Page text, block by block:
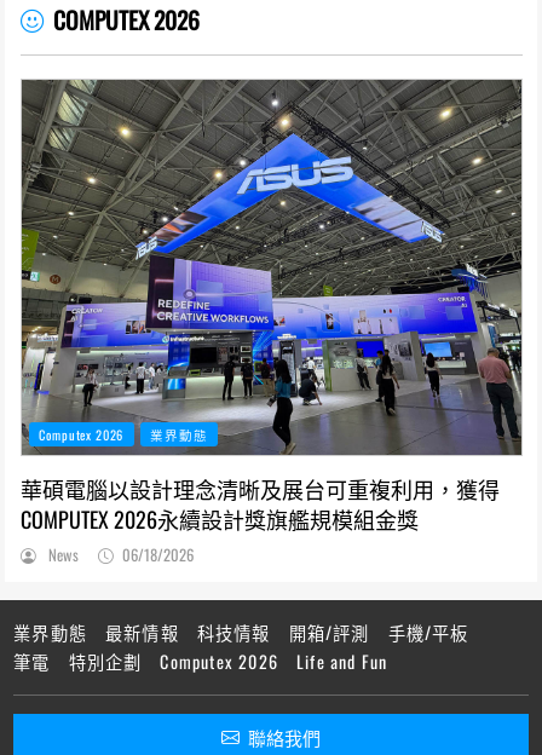
COMPUTEX 2026
Computex 2026 業界動態
華碩電腦以設計理念清晰及展台可重複利用，獲得
COMPUTEX 2026永續設計獎旗艦規模組金獎
News 06/18/2026
業界動態 最新情報 科技情報 開箱/評測
手機/平板
筆電
特別企劃 Computex 2026 Life and Fun
聯絡我們